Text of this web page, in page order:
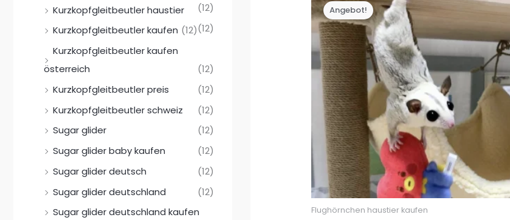
(12)
Kurzkopfgleitbeutler haustier
(12)
Kurzkopfgleitbeutler kaufen (12)
Kurzkopfgleitbeutler kaufen
österreich
(12)
Kurzkopfgleitbeutler preis
(12)
Kurzkopfgleitbeutler schweiz
(12)
Sugar glider
(12)
Sugar glider baby kaufen
(12)
Sugar glider deutsch
(12)
Sugar glider deutschland
(12)
Sugar glider deutschland kaufen
Angebot!
Flughörnchen haustier kaufen